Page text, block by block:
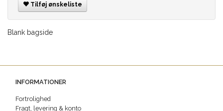
Tilføj ønskeliste
Blank bagside
INFORMATIONER
Fortrolighed
Fragt, levering & konto